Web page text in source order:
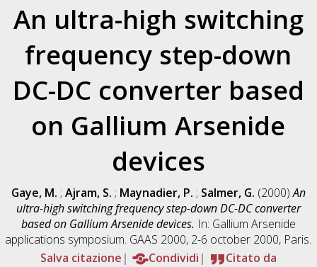
An ultra-high switching
frequency step-down
DC-DC converter based
on Gallium Arsenide
devices
Gaye, M. ; Ajram, S. ; Maynadier, P. ; Salmer, G. (2000)An
ultra-high switching frequency step-down DC-DC converter
based on Gallium Arsenide devices. In: Gallium Arsenide
applications symposium. GAAS 2000, 2-6 october 2000, Paris.
Salva citazione
Condividi
Citato da